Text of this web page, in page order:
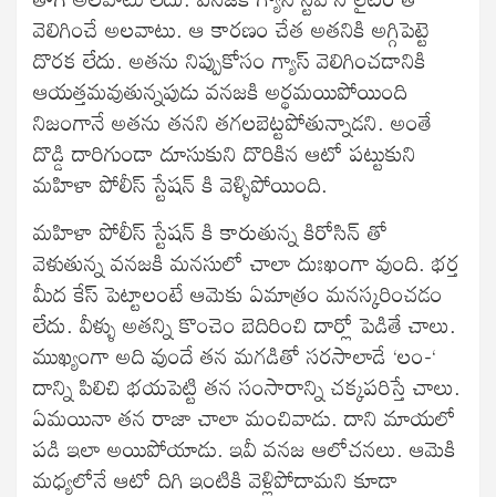
వెలిగించే అలవాటు. ఆ కారణం చేత అతనికి అగ్గిపెట్టె
దొరక లేదు. అతను నిప్పుకోసం గ్యాస్ వెలిగించడానికి
ఆయత్తమవుతున్నపుడు వనజకి అర్థమయిపోయింది
నిజంగానే అతను తనని తగలబెట్టపోతున్నాడని. అంతే
దొడ్డి దారిగుండా దూసుకుని దొరికిన ఆటో పట్టుకుని
మహిళా పోలీస్ స్టేషన్ కి వెళ్ళిపోయింది.
మహిళా పోలీస్ స్టేషన్ కి కారుతున్న కిరోసిన్ తో
వెళుతున్న వనజకి మనసులో చాలా దుఃఖంగా వుంది. భర్త
మీద కేస్ పెట్టాలంటే ఆమెకు ఏమాత్రం మనస్కరించడం
లేదు. వీళ్ళు అతన్ని కొంచెం బెదిరించి దార్లో పెడితే చాలు.
ముఖ్యంగా అది వుందే తన మగడితో సరసాలాడే ‘లం-‘
దాన్ని పిలిచి భయపెట్టి తన సంసారాన్ని చక్కపరిస్తే చాలు.
ఏమయినా తన రాజా చాలా మంచివాడు. దాని మాయలో
పడి ఇలా అయిపోయాడు. ఇవీ వనజ ఆలోచనలు. ఆమెకి
మధ్యలోనే ఆటో దిగి ఇంటికి వెళ్లిపోదామని కూడా